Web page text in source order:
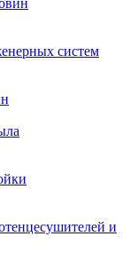
систем
и